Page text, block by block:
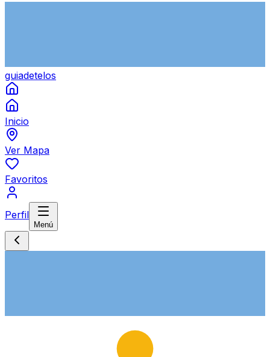
guiadetelos
Inicio
Ver Mapa
Favoritos
Perfil
Menú